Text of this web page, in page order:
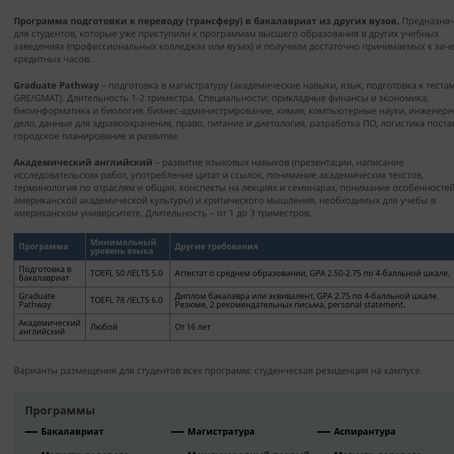
Программа подготовки к переводу (трансферу) в бакалавриат из других вузов.
для студентов, которые уже приступили к программам высшего образования в других учебных
заведениях (профессиональных колледжах или вузах) и получили достаточно принимаемых к
кредитных часов.
Graduate Pathway – подготовка в магистратуру (академические навыки, язык, подготовка к
GRE/GMAT). Длительность 1-2 триместра. Специальности: прикладные финансы и экономика,
биоинформатика и биология, бизнес-администрирование, химия, компьютерные науки,
дело, данные для здравоохранения, право, питание и диетология, разработка ПО, логистика
городское планирование и развитие.
Академический английский – развитие языковых навыков (презентации, написание
исследовательских работ, употребление цитат и ссылок, понимание академических текстов,
терминология по отраслям и общая, конспекты на лекциях и семинарах, понимание особенностей
американской академической культуры) и критического мышления, необходимых для учебы в
американском университете. Длительность – от 1 до 3 триместров.
Программа Минимальный
уровень языка Другие требования
Подготовка в
бакалавриат TOEFL 50 /IELTS 5.0 Аттестат о среднем образовании, GPA 2.50-2.75 по 4-балльной шкале.
Graduate
Pathway TOEFL 78 /IELTS 6.0 Диплом бакалавра или эквивалент, GPA 2.75 по 4-балльной шкале.
Резюме, 2 рекомендательных письма, personal statement.
Академический
английский Любой От 16 лет
Варианты размещения для студентов всех программ: студенческая резиденция на кампусе.
Программы
Бакалавриат Магистратура
Аспирантура